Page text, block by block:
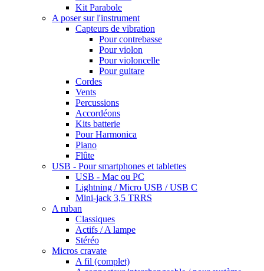
Kit Parabole
A poser sur l'instrument
Capteurs de vibration
Pour contrebasse
Pour violon
Pour violoncelle
Pour guitare
Cordes
Vents
Percussions
Accordéons
Kits batterie
Pour Harmonica
Piano
Flûte
USB - Pour smartphones et tablettes
USB - Mac ou PC
Lightning / Micro USB / USB C
Mini-jack 3,5 TRRS
A ruban
Classiques
Actifs / A lampe
Stéréo
Micros cravate
A fil (complet)